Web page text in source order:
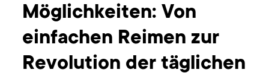
Möglichkeiten: Von
einfachen Reimen zur
Revolution der täglichen